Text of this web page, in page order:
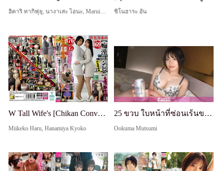
ชิโนฮาระ อัน
W Tall Wife's [Chikan Convenience Store (Bukkake Bar)] โปรดสัมผัสฉันได้ทุกที่ทุกเวลาในร้าน ・ Chikan-free women Kyoko (Koharu
Miikeko Haru, Hanamiya Kyoko
25 ขวบ ใบหน้าที่ซ่อนเร้นของแฟนสาวที่วางพู่กัน ไฝเซ็กซี่ใต้ตาและนม F คัพขนาดใหญ่ - สเก็ตช์จุดสุดยอดของอาเคเนะ รับจริง ถ่ายครั้งแรก 2330
Ookuma Mutsumi